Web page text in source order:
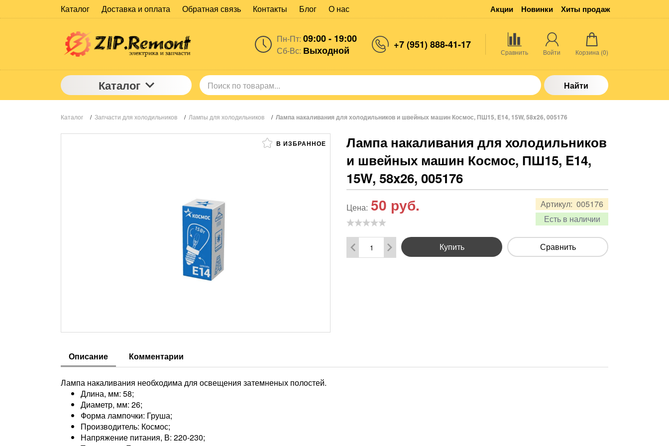
Каталог Доставка и оплата Обратная связь Контакты Блог О нас Акции Новинки Хиты продаж
Пн-Пт: 09:00 - 19:00
Сб-Вс: Выходной +7 (951) 888-41-17
Сравнить Войти Корзина (0)
Каталог Найти
Каталог / Запчасти для холодильников / Лампы для холодильников / Лампа накаливания для холодильников и швейных машин Космос, ПШ15, E14, 15W, 58x26, 005176
В ИЗБРАННОЕ
Лампа накаливания для холодильников
и швейных машин Космос, ПШ15, E14,
15W, 58x26, 005176
Артикул: 005176
Есть в наличии
Цена: 50 руб.
Купить Сравнить
Описание Комментарии
Лампа накаливания необходима для освещения затемненых полостей.
Длина, мм: 58;
Диаметр, мм: 26;
Форма лампочки: Груша;
Производитель: Космос;
Напряжение питания, В: 220-230;